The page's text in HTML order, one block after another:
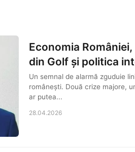
Economia
din Golf și politica
Un semnal de alarmă zguduie
românești. Două crize majore,
ar putea...
28.04.2026